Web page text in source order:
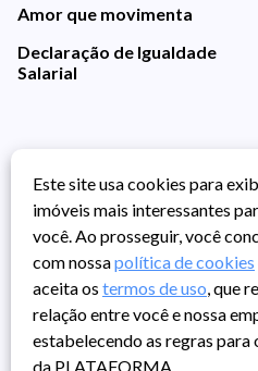
Amor que movimenta
Declaração de Igualdade
Salarial
Este site usa cookies para
imóveis mais interessantes
você. Ao prosseguir, você
com nossapolítica de cookies
aceita os termos de uso, que
relação entre você e nossa
estabelecendo as regras para
da PLATAFORMA.